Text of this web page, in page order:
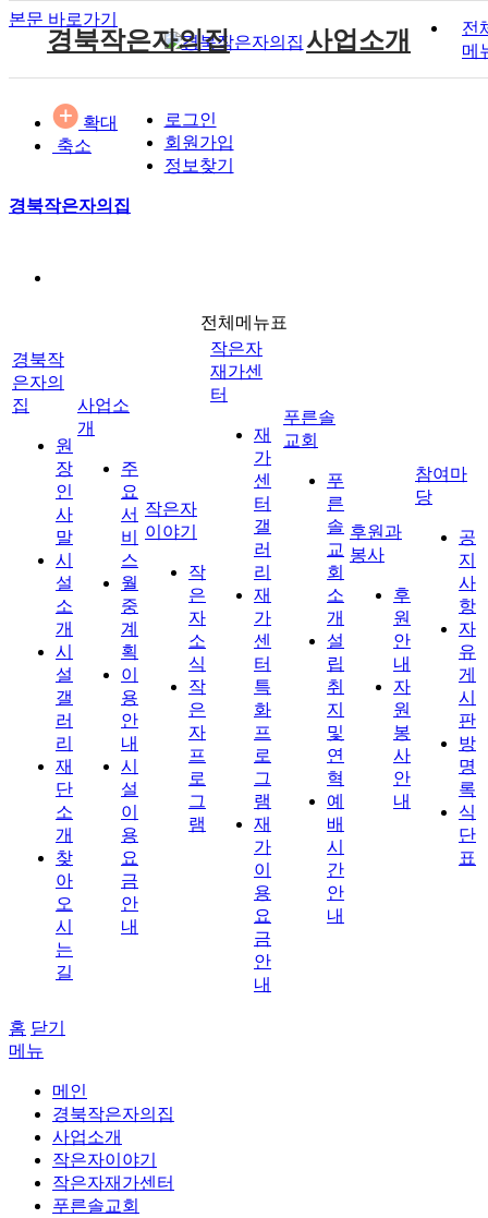
본문 바로가기
확대
축소
로그인
회원가입
정보찾기
경북작은자의집
경북작은자의집
시설소개
재단소개
사업소개
작은자이야기
작은자 프로그램
재가센터 특화프로그램
재가 이용요금 안내
후원과 봉사
자원봉사 안내
참여마당
전
메
전체메뉴표
경북작
은자의
집
원
장
인
사
말
시
설
소
개
시
설
갤
러
리
재
단
소
개
찾
아
오
시
는
길
사업소
개
주
요
서
비
스
월
중
계
획
이
용
안
내
시
설
이
용
요
금
안
내
작은자
이야기
작
은
자
소
식
작
은
자
프
로
그
램
작은자
재가센
터
재
가
센
터
갤
러
리
재
가
센
터
특
화
프
로
그
램
재
가
이
용
요
금
안
내
푸른솔
교회
푸
른
솔
교
회
소
개
설
립
취
지
및
연
혁
예
배
시
간
안
내
후원과
봉사
후
원
안
내
자
원
봉
사
안
내
참여마
당
공
지
사
항
자
유
게
시
판
방
명
록
식
단
표
홈 닫기
메뉴
메인
경북작은자의집
사업소개
작은자이야기
작은자재가센터
푸른솔교회